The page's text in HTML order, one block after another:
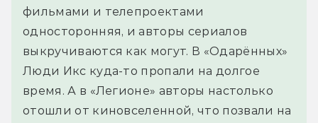
фильмами и телепроектами
односторонняя, и авторы сериалов
выкручиваются как могут. В «Одарённых»
Люди Икс куда-то пропали на долгое
время. А в «Легионе» авторы настолько
отошли от киновселенной, что позвали на